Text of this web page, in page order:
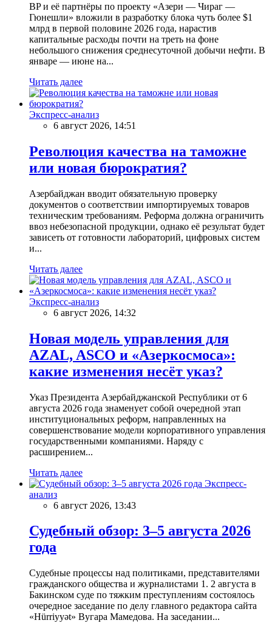
BP и её партнёры по проекту «Азери — Чираг —
Гюнешли» вложили в разработку блока чуть более $1
млрд в первой половине 2026 года, нарастив
капитальные расходы почти на треть на фоне
небольшого снижения среднесуточной добычи нефти. В
январе — июне на...
Читать далее
Экспресс-анализ
6 август 2026, 14:51
Революция качества на таможне
или новая бюрократия?
Азербайджан вводит обязательную проверку
документов о соответствии импортируемых товаров
техническим требованиям. Реформа должна ограничить
ввоз небезопасной продукции, однако её результат будет
зависеть от готовности лабораторий, цифровых систем
и...
Читать далее
Экспресс-анализ
6 август 2026, 14:32
Новая модель управления для
AZAL, ASCO и «Азеркосмоса»:
какие изменения несёт указ?
Указ Президента Азербайджанской Республики от 6
августа 2026 года знаменует собой очередной этап
институциональных реформ, направленных на
совершенствование модели корпоративного управления
государственными компаниями. Наряду с
расширением...
Читать далее
Экспресс-
анализ
6 август 2026, 13:43
Судебный обзор: 3–5 августа 2026
года
Судебные процессы над политиками, представителями
гражданского общества и журналистами 1. 2 августа в
Бакинском суде по тяжким преступлениям состоялось
очередное заседание по делу главного редактора сайта
«Hürriyyət» Вугара Мамедова. На заседании...